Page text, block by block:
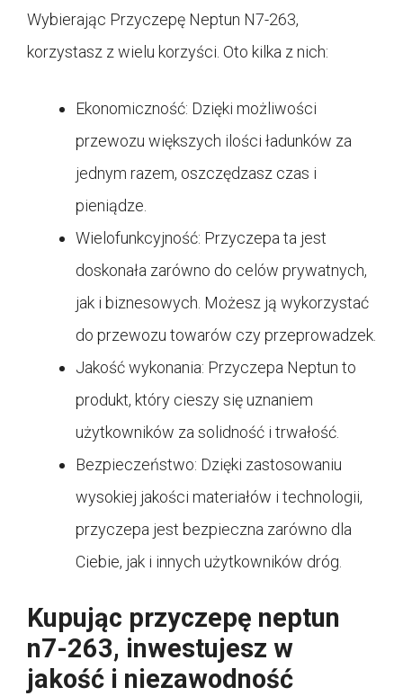
Wybierając Przyczepę Neptun N7-263,
korzystasz z wielu korzyści. Oto kilka z nich:
Ekonomiczność: Dzięki możliwości
przewozu większych ilości ładunków za
jednym razem, oszczędzasz czas i
pieniądze.
Wielofunkcyjność: Przyczepa ta jest
doskonała zarówno do celów prywatnych,
jak i biznesowych. Możesz ją wykorzystać
do przewozu towarów czy przeprowadzek.
Jakość wykonania: Przyczepa Neptun to
produkt, który cieszy się uznaniem
użytkowników za solidność i trwałość.
Bezpieczeństwo: Dzięki zastosowaniu
wysokiej jakości materiałów i technologii,
przyczepa jest bezpieczna zarówno dla
Ciebie, jak i innych użytkowników dróg.
Kupując przyczepę neptun
n7-263, inwestujesz w
jakość i niezawodność